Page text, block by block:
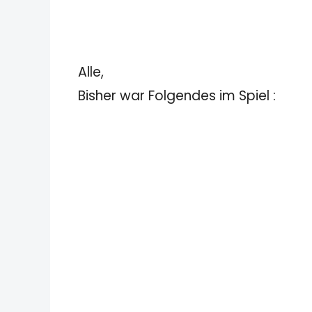
Alle,
Bisher war Folgendes im Spiel :